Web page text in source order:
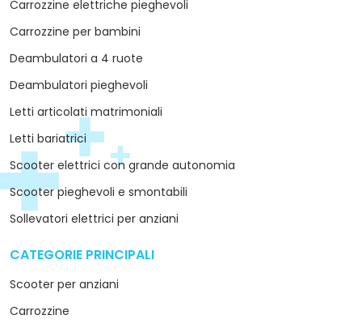
Carrozzine elettriche pieghevoli
Carrozzine per bambini
Deambulatori a 4 ruote
Deambulatori pieghevoli
Letti articolati matrimoniali
Letti bariatrici
Scooter elettrici con grande autonomia
Scooter pieghevoli e smontabili
Sollevatori elettrici per anziani
CATEGORIE PRINCIPALI
Scooter per anziani
Carrozzine